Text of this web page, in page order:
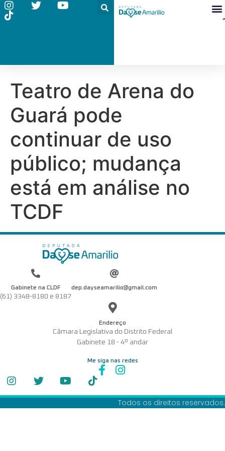
Teatro de Arena do
Guará pode
continuar de uso
público; mudança
está em análise no
TCDF
Gabinete na CLDF
(61) 3348-8180 e 8187
dep.dayseamarilio@gmail.com
Endereço
Câmara Legislativa do Distrito Federal
Gabinete 18 - 4º andar
Me siga nas redes
Todos os direitos reservados.